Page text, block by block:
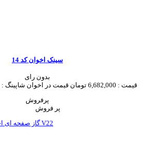
سینک اخوان کد 14
بدون رای
قیمت : 6,682,000 تومان قیمت در اخوان شاپینگ :
پرفروش